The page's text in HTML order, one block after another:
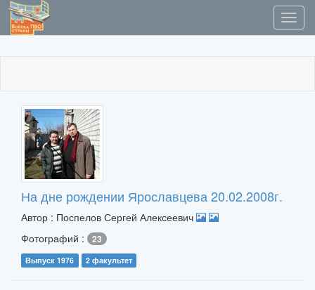
На дне рождении Ярославцева 20.02.2008г.
Автор : Поспелов Сергей Алексеевич
Фотографий :
23
Выпуск 1976 2 факультет